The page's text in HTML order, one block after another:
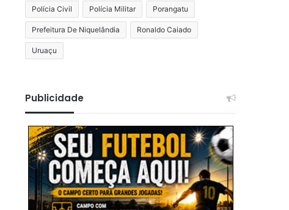
Polícia Civil Polícia Militar Porangatu
Prefeitura De Niquelândia Ronaldo Caiado
Uruaçu
Publicidade